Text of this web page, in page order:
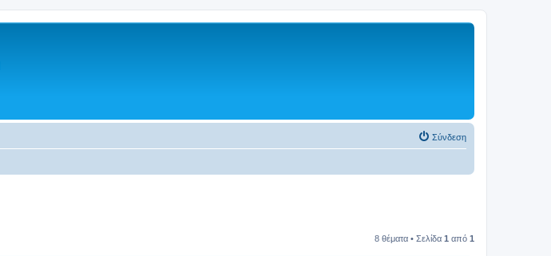
Σύνδεση
8 θέματα • Σελίδα 1 από 1